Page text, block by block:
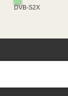
DVB-S2X